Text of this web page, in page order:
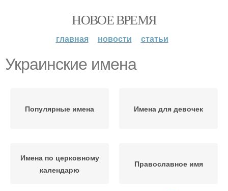
НОВОЕ ВРЕМЯ
главная новости статьи
Украинские имена
Популярные имена Имена для девочек
Имена по церковному
календарю
Православное имя